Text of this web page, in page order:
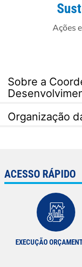
Ações
Sobre a
Organização
ACESSO RÁPIDO
EXECUÇÃO